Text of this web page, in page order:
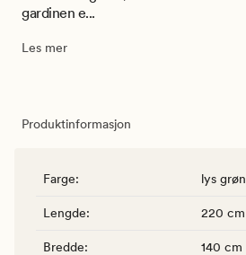
gardinen e...
Les mer
Produktinformasjon
Farge: lys
Lengde: 220 cm
Bredde: 140 cm